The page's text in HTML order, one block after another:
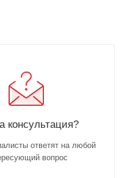
консультация?
ответят на любой
вопрос